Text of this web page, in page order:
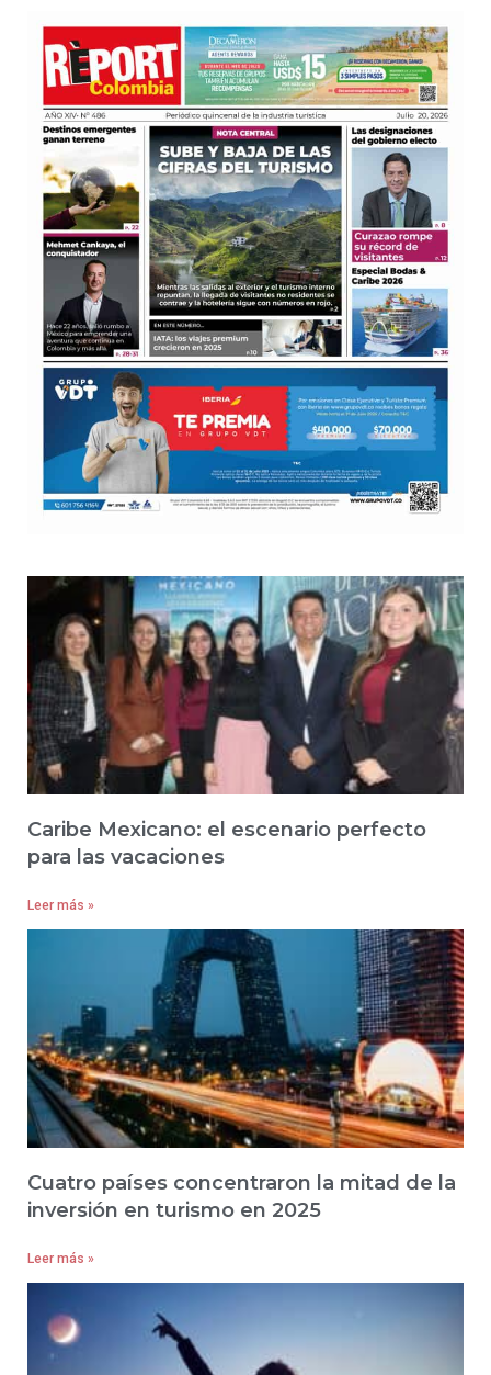
Caribe Mexicano: el escenario perfecto
para las vacaciones
Leer más »
Cuatro países concentraron la mitad de la
inversión en turismo en 2025
Leer más »